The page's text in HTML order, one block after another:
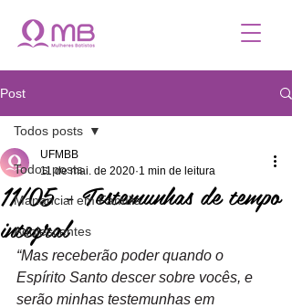
Post
Todos posts
Manancial em Família
Adolescentes
Todos posts
11/05 - Testemunhas de tempo
integral
UFMBB
11 de mai. de 2020 1 min de leitura
“Mas receberão poder quando o
Espírito Santo descer sobre vocês, e
serão minhas testemunhas em